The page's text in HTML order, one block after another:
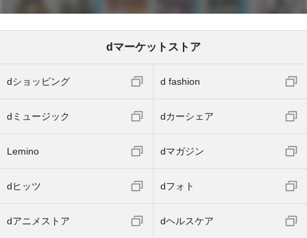
dマーケットストア
dショッピング d fashion
dミュージック dカーシェア
Lemino dマガジン
dヒッツ dフォト
dアニメストア dヘルスケア